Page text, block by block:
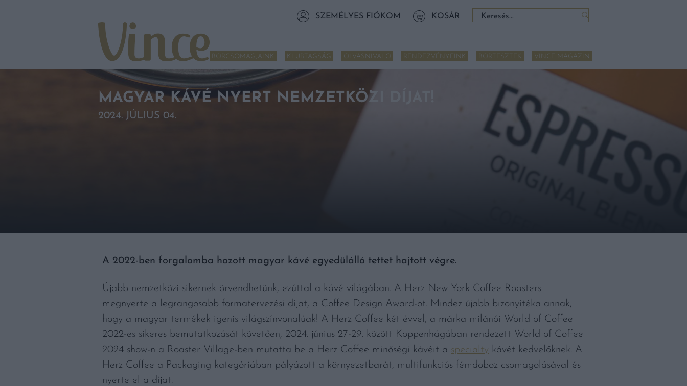
SZEMÉLYES FIÓKOM KOSÁR Keresés:
BORCSOMAGJAINK KLUBTAGSÁG OLVASNIVALÓ RENDEZVÉNYEINK BORTESZTEK VINCE MAGAZIN
MAGYAR KÁVÉ NYERT NEMZETKÖZI DÍJAT!
2024. JÚLIUS 04.
A 2022-ben forgalomba hozott magyar kávé egyedülálló tettet hajtott végre.
Újabb nemzetközi sikernek örvendhetünk, ezúttal a kávé világában. A Herz New York Coffee Roasters
megnyerte a legrangosabb formatervezési díjat, a Coffee Design Award-ot. Mindez újabb bizonyítéka annak,
hogy a magyar termékek igenis világszínvonalúak! A Herz Coffee két évvel, a márka milánói World of Coffee
2022-es sikeres bemutatkozását követően, 2024. június 27-29. között Koppenhágában rendezett World of Coffee
2024 show-n a Roaster Village-ben mutatta be a Herz Coffee minőségi kávéit a specialty kávét kedvelőknek. A
Herz Coffee a Packaging kategóriában pályázott a környezetbarát, multifunkciós fémdoboz csomagolásával és
nyerte el a díjat.